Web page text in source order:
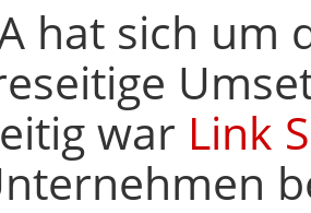
hat sich
war Link